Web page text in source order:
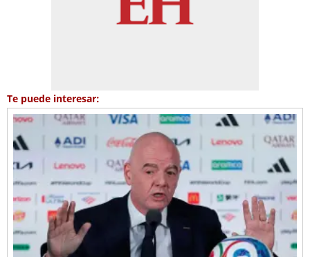
Te puede interesar: